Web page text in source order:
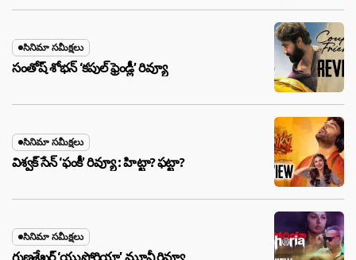
సినిమా సమీక్షలు
సంతోష్ శోభన్ ‘కపుల్ ఫ్రెండ్లీ’ రివ్యూ
సినిమా సమీక్షలు
విశ్వక్ సేన్ ‘ఫంకీ’ రివ్యూ : హిట్టా? ఫట్టా?
సినిమా సమీక్షలు
గుణశేఖర్ ‘యుఫోరియా’ మూవీ రివ్యూ